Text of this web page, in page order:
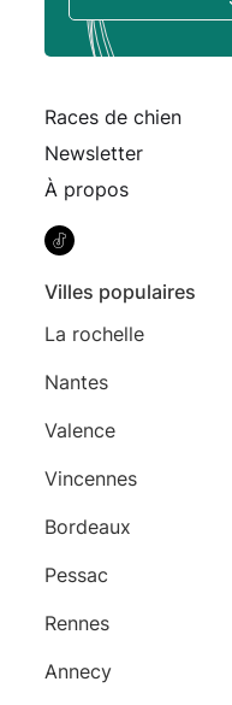
Races de chien
Newsletter
À propos
Villes populaires
La rochelle
Nantes
Valence
Vincennes
Bordeaux
Pessac
Rennes
Annecy